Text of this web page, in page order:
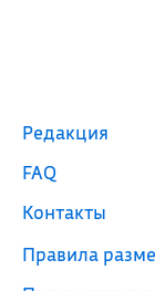
Редакция
FAQ
Контакты
Правила